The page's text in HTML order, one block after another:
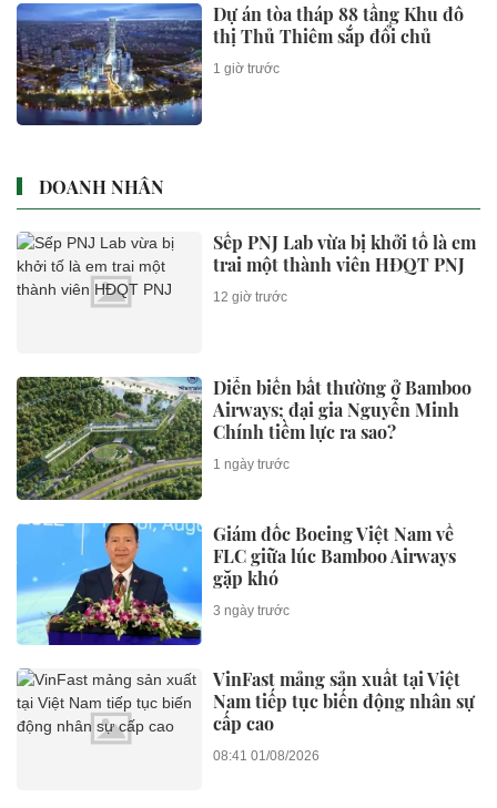
Dự án tòa tháp 88 tầng Khu đô
thị Thủ Thiêm sắp đổi chủ
1 giờ trước
DOANH NHÂN
Sếp PNJ Lab vừa bị khởi tố là em
trai một thành viên HĐQT PNJ
12 giờ trước
Diễn biến bất thường ở Bamboo
Airways; đại gia Nguyễn Minh
Chính tiềm lực ra sao?
1 ngày trước
Giám đốc Boeing Việt Nam về
FLC giữa lúc Bamboo Airways
gặp khó
3 ngày trước
VinFast mảng sản xuất tại Việt
Nam tiếp tục biến động nhân sự
cấp cao
08:41 01/08/2026